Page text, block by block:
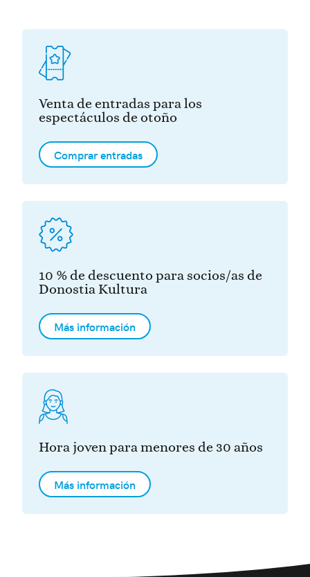
Venta de entradas para los
espectáculos de otoño
Comprar entradas
10 % de descuento para socios/as de
Donostia Kultura
Más información
Hora joven para menores de 30 años
Más información